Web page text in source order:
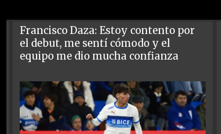
Francisco Daza: Estoy contento por
el debut, me sentí cómodo y el
equipo me dio mucha confianza